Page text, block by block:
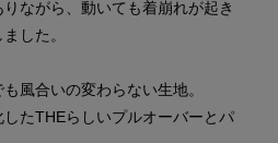
ながら、動いても着崩れが起き
した。
風合いの変わらない生地。
たTHEらしいプルオーバーとパ